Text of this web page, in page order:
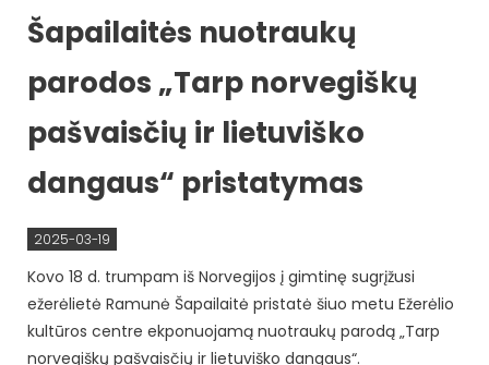
Šapailaitės nuotraukų
parodos „Tarp norvegiškų
pašvaisčių ir lietuviško
dangaus“ pristatymas
2025-03-19
Kovo 18 d. trumpam iš Norvegijos į gimtinę sugrįžusi
ežerėlietė Ramunė Šapailaitė pristatė šiuo metu Ežerėlio
kultūros centre ekponuojamą nuotraukų parodą „Tarp
norvegiškų pašvaisčių ir lietuviško dangaus“.